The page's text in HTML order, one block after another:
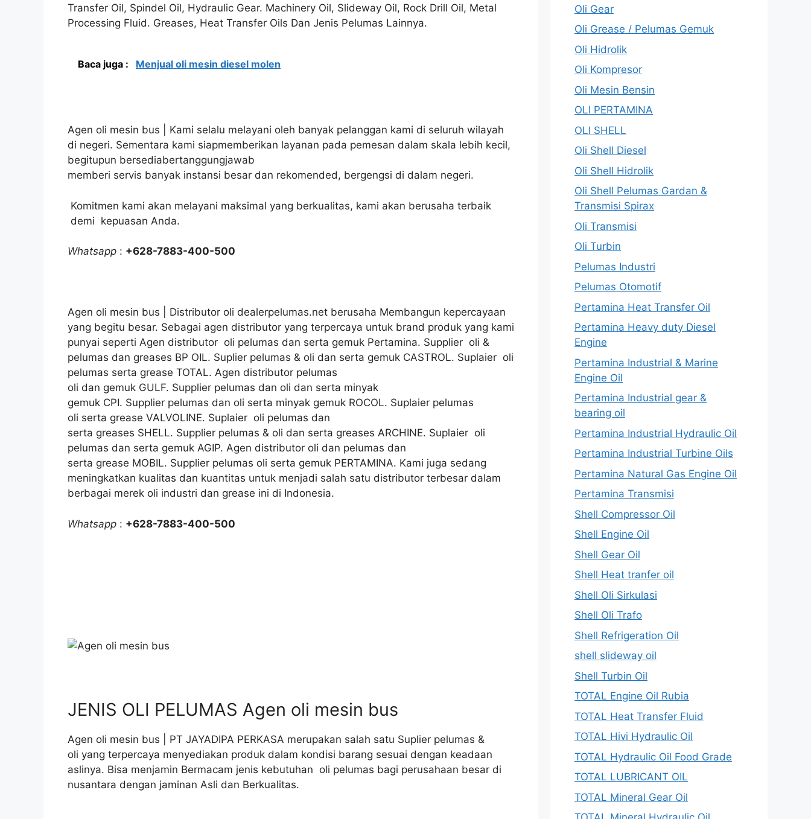
Transfer Oil, Spindel Oil, Hydraulic Gear. Machinery Oil, Slideway Oil, Rock Drill Oil, Metal
Processing Fluid. Greases, Heat Transfer Oils Dan Jenis Pelumas Lainnya.
Baca juga : Menjual oli mesin diesel molen
Agen oli mesin bus | Kami selalu melayani oleh banyak pelanggan kami di seluruh wilayah
di negeri. Sementara kami siapmemberikan layanan pada pemesan dalam skala lebih kecil,
begitupun bersediabertanggungjawab
memberi servis banyak instansi besar dan rekomended, bergengsi di dalam negeri.
Komitmen kami akan melayani maksimal yang berkualitas, kami akan berusaha terbaik
demi kepuasan Anda.
Whatsapp : +628-7883-400-500
Agen oli mesin bus | Distributor oli dealerpelumas.net berusaha Membangun kepercayaan
yang begitu besar. Sebagai agen distributor yang terpercaya untuk brand produk yang kami
punyai seperti Agen distributor oli pelumas dan serta gemuk Pertamina. Supplier oli &
pelumas dan greases BP OIL. Suplier pelumas & oli dan serta gemuk CASTROL. Suplaier oli
pelumas serta grease TOTAL. Agen distributor pelumas
oli dan gemuk GULF. Supplier pelumas dan oli dan serta minyak
gemuk CPI. Supplier pelumas dan oli serta minyak gemuk ROCOL. Suplaier pelumas
oli serta grease VALVOLINE. Suplaier oli pelumas dan
serta greases SHELL. Supplier pelumas & oli dan serta greases ARCHINE. Suplaier oli
pelumas dan serta gemuk AGIP. Agen distributor oli dan pelumas dan
serta grease MOBIL. Supplier pelumas oli serta gemuk PERTAMINA. Kami juga sedang
meningkatkan kualitas dan kuantitas untuk menjadi salah satu distributor terbesar dalam
berbagai merek oli industri dan grease ini di Indonesia.
Whatsapp : +628-7883-400-500
JENIS OLI PELUMAS Agen oli mesin bus
Agen oli mesin bus | PT JAYADIPA PERKASA merupakan salah satu Suplier pelumas &
oli yang terpercaya menyediakan produk dalam kondisi barang sesuai dengan keadaan
aslinya. Bisa menjamin Bermacam jenis kebutuhan oli pelumas bagi perusahaan besar di
nusantara dengan jaminan Asli dan Berkualitas.
Oli Gear
Oli Grease / Pelumas Gemuk
Oli Hidrolik
Oli Kompresor
Oli Mesin Bensin
OLI PERTAMINA
OLI SHELL
Oli Shell Diesel
Oli Shell Hidrolik
Oli Shell Pelumas Gardan &
Transmisi Spirax
Oli Transmisi
Oli Turbin
Pelumas Industri
Pelumas Otomotif
Pertamina Heat Transfer Oil
Pertamina Heavy duty Diesel
Engine
Pertamina Industrial & Marine
Engine Oil
Pertamina Industrial gear &
bearing oil
Pertamina Industrial Hydraulic Oil
Pertamina Industrial Turbine Oils
Pertamina Natural Gas Engine Oil
Pertamina Transmisi
Shell Compressor Oil
Shell Engine Oil
Shell Gear Oil
Shell Heat tranfer oil
Shell Oli Sirkulasi
Shell Oli Trafo
Shell Refrigeration Oil
shell slideway oil
Shell Turbin Oil
TOTAL Engine Oil Rubia
TOTAL Heat Transfer Fluid
TOTAL Hivi Hydraulic Oil
TOTAL Hydraulic Oil Food Grade
TOTAL LUBRICANT OIL
TOTAL Mineral Gear Oil